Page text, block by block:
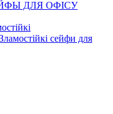
сейфи для